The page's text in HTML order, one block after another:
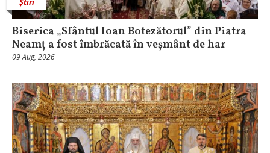
Biserica „Sfântul Ioan Botezătorul” din Piatra
Neamț a fost îmbrăcată în veșmânt de har
09 Aug, 2026